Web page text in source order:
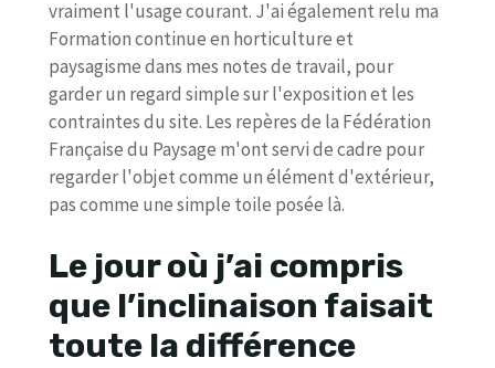
vraiment l'usage courant. J'ai également relu ma
Formation continue en horticulture et
paysagisme dans mes notes de travail, pour
garder un regard simple sur l'exposition et les
contraintes du site. Les repères de la Fédération
Française du Paysage m'ont servi de cadre pour
regarder l'objet comme un élément d'extérieur,
pas comme une simple toile posée là.
Le jour où j’ai compris
que l’inclinaison faisait
toute la différence